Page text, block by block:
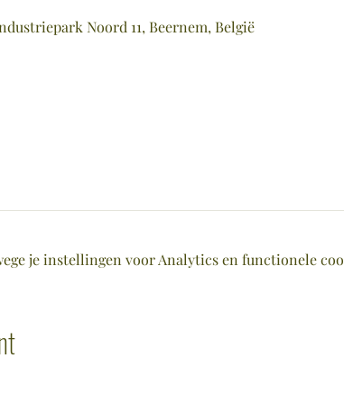
Noord 11, Beernem, België
je instellingen voor Analytics en functionele